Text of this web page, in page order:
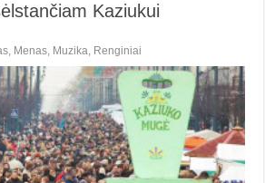
Kaziukui
, Menas, Muzika, Renginiai